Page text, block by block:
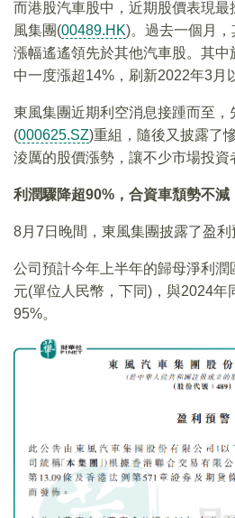
而港股汽車股中，近期股價表現
風集團(00489.HK)。過去一個月，
漲幅遙遙領先於其他汽車股。其
中一度漲超14%，刷新2022年3月
東風集團近期利空消息接踵而至，
(000625.SZ)重組，隨後又披露了
淩厲的股價漲勢，讓不少市場投資
利潤驟降超90%，合資車頹勢不減
8月7日晚間，東風集團披露了盈利
公司預計今年上半年的歸母淨利
元(單位人民幣，下同)，與2024年
95%。